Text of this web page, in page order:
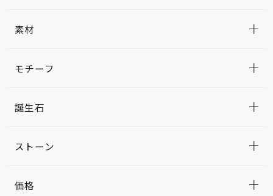
素材
モチーフ
誕生石
ストーン
価格